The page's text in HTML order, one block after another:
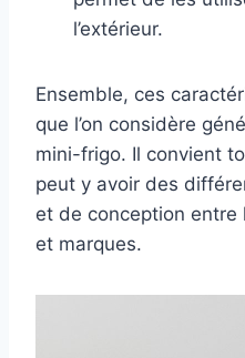
l’extérieur.
Ensemble, ces
que l’on considère
mini-frigo. Il convient
peut y avoir des
et de conception
et marques.